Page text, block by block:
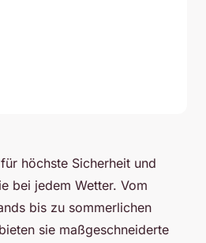
höchste Sicherheit und
bei jedem Wetter. Vom
bis zu sommerlichen
sie maßgeschneiderte